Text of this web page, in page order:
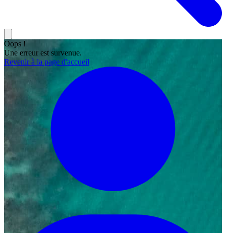
Oops !
Une erreur est survenue.
Revenir à la page d'accueil